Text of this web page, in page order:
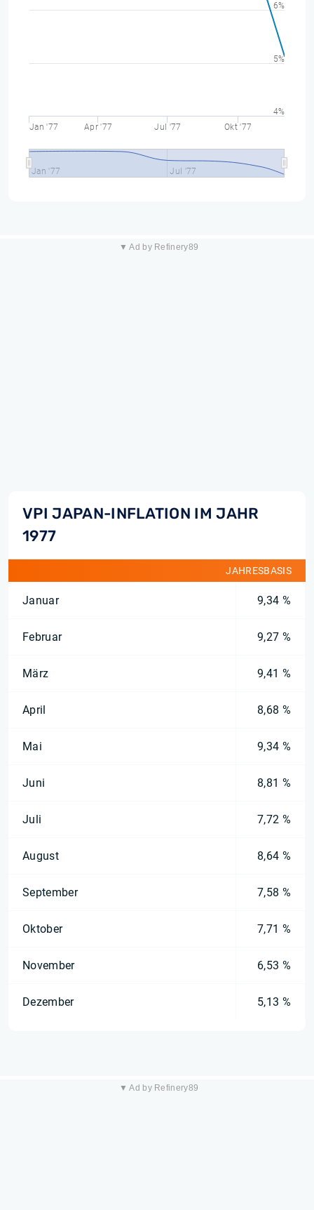
Jan '77 Apr '77 Jul '77 Okt '77
Jan '77 Jul '77
4%
5%
6%
▼ Ad by Refinery89
VPI JAPAN-INFLATION IM JAHR
1977
JAHRESBASIS
Januar 9,34 %
Februar 9,27 %
März 9,41 %
April 8,68 %
Mai 9,34 %
Juni 8,81 %
Juli 7,72 %
August 8,64 %
September 7,58 %
Oktober 7,71 %
November 6,53 %
Dezember 5,13 %
▼ Ad by Refinery89